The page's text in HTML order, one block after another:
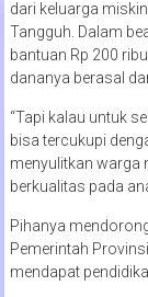
dari keluarga
Tangguh. Dalam
bantuan Rp 200
dananya berasal
“Tapi kalau untuk
bisa tercukupi
menyulitkan warga
berkualitas pada
Pihanya
Pemerintah
mendapat